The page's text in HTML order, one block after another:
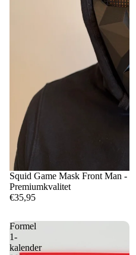
Squid Game Mask Front Man -
Premiumkvalitet
€35,95
Formel
1-
kalender